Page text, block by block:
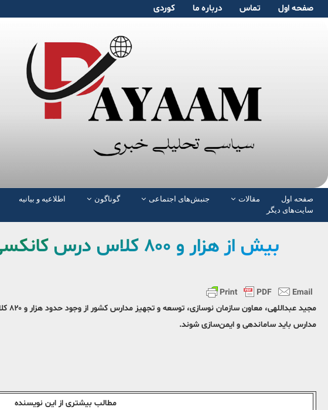
صفحە اول تماس دربارە ما کوردی
صفحە اول مقالات جنبش‌های اجتماعی گوناگون اطلاعیه و بیانیه
سایت‌های دیگر
بیش از هزار و ۸۰۰ کلاس درس کانکسی در ایران وجود دارد
مدارس باید ساماندهی و ایمن‌‌سازی شوند.
مطالب بیشتری از این نویسندە